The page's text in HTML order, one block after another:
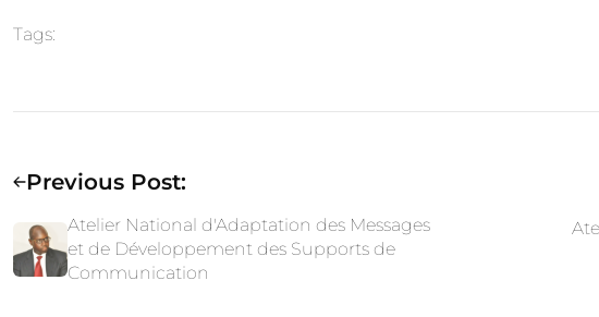
Tags:
Previous Post:
Atelier National d'Adaptation des Messages
et de Développement des Supports de
Communication